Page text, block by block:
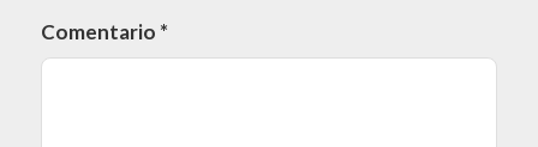
Comentario *